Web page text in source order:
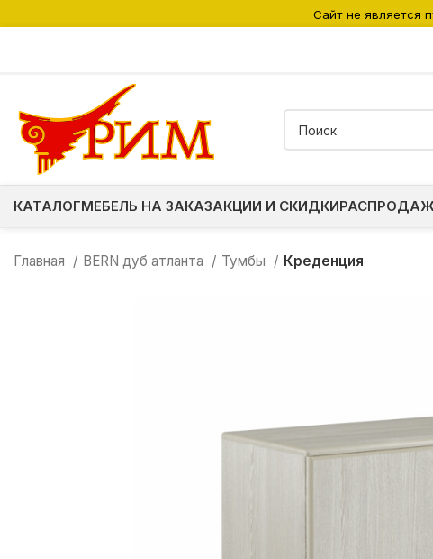
КАТАЛОГМЕБЕЛЬ НА ЗАКАЗАКЦИИ И СКИДКИ
Главная BERN дуб атланта Тумбы Креденция
Сайт не является